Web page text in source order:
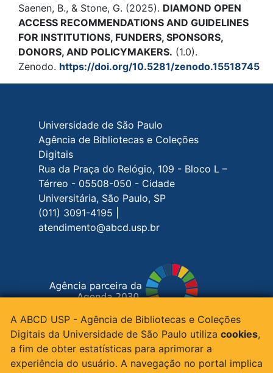
Saenen, B., & Stone, G. (2025). DIAMOND OPEN
ACCESS RECOMMENDATIONS AND GUIDELINES
FOR INSTITUTIONS, FUNDERS, SPONSORS,
DONORS, AND POLICYMAKERS. (1.0).
Zenodo. https://doi.org/10.5281/zenodo.15518745
Rodapé do site
Universidade de São Paulo
Agência de Bibliotecas e Coleções
Digitais
Rua da Praça do Relógio, 109 - Bloco L –
Térreo - 05508-050 - Cidade
Universitária, São Paulo, SP
(011) 3091-4195 |
atendimento@abcd.usp.br
Siga-nos nas redes sociais
A ABCD USP - Agência de Bibliotecas e Coleções
Digitais da Universidade de São Paulo utiliza cookies,
a fim de obter estatísticas para aprimorar a
experiência do usuário. A navegação no portal implica